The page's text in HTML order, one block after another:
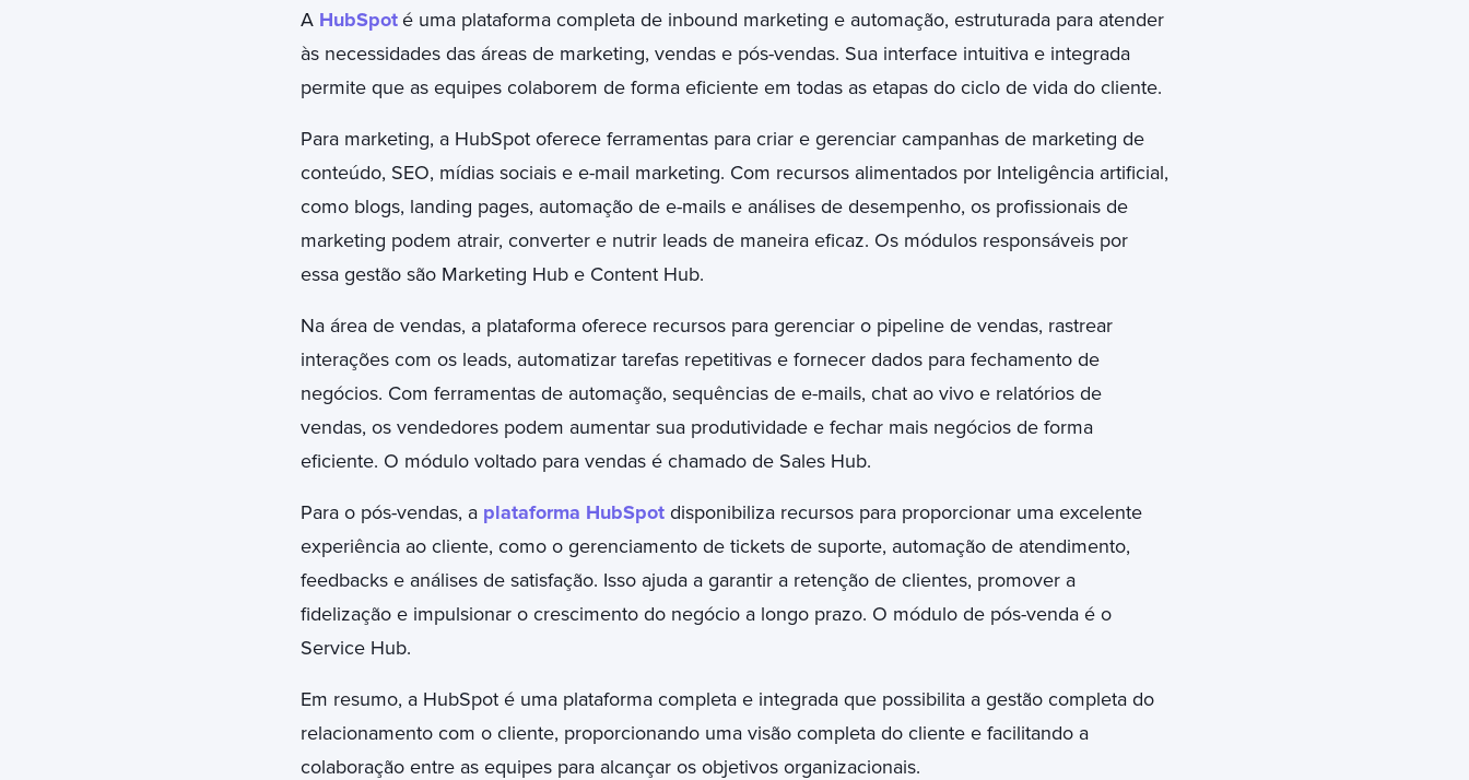
A HubSpot é uma plataforma completa de inbound marketing e automação, estruturada para atender
às necessidades das áreas de marketing, vendas e pós-vendas. Sua interface intuitiva e integrada
permite que as equipes colaborem de forma eficiente em todas as etapas do ciclo de vida do cliente.
Para marketing, a HubSpot oferece ferramentas para criar e gerenciar campanhas de marketing de
conteúdo, SEO, mídias sociais e e-mail marketing. Com recursos alimentados por Inteligência artificial,
como blogs, landing pages, automação de e-mails e análises de desempenho, os profissionais de
marketing podem atrair, converter e nutrir leads de maneira eficaz. Os módulos responsáveis por
essa gestão são Marketing Hub e Content Hub.
Na área de vendas, a plataforma oferece recursos para gerenciar o pipeline de vendas, rastrear
interações com os leads, automatizar tarefas repetitivas e fornecer dados para fechamento de
negócios. Com ferramentas de automação, sequências de e-mails, chat ao vivo e relatórios de
vendas, os vendedores podem aumentar sua produtividade e fechar mais negócios de forma
eficiente. O módulo voltado para vendas é chamado de Sales Hub.
Para o pós-vendas, a plataforma HubSpotdisponibiliza recursos para proporcionar uma excelente
experiência ao cliente, como o gerenciamento de tickets de suporte, automação de atendimento,
feedbacks e análises de satisfação. Isso ajuda a garantir a retenção de clientes, promover a
fidelização e impulsionar o crescimento do negócio a longo prazo. O módulo de pós-venda é o
Service Hub.
Em resumo, a HubSpot é uma plataforma completa e integrada que possibilita a gestão completa do
relacionamento com o cliente, proporcionando uma visão completa do cliente e facilitando a
colaboração entre as equipes para alcançar os objetivos organizacionais.